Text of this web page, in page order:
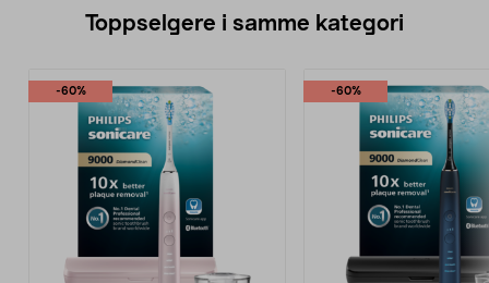
Toppselgere i samme kategori
-60% -60%